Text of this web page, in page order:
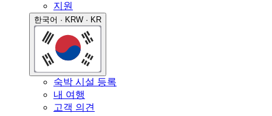
지원
한국어 · KRW · KR
숙박 시설 등록
내 여행
고객 의견